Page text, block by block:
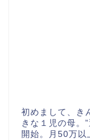
初めまして、き
きな１児の母。
開始。月50万以